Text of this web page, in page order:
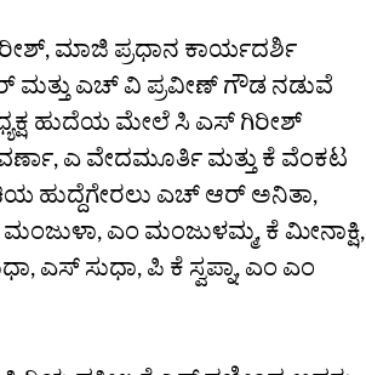
ಮಾಜಿ ಪ್ರಧಾನ ಕಾರ್ಯದರ್ಶಿ
ಮತ್ತು ಎಚ್‌ ವಿ ಪ್ರವೀಣ್‌ ಗೌಡ ನಡುವೆ
ಹುದೆಯ ಮೇಲೆ ಸಿ ಎಸ್‌ ಗಿರೀಶ್‌
ಎ ವೇದಮೂರ್ತಿ ಮತ್ತು ಕೆ ವೆಂಕಟ
ಹುದ್ದೆಗೇರಲು ಎಚ್‌ ಆರ್‌ ಅನಿತಾ,
ಎಂ ಮಂಜುಳಮ್ಮ, ಕೆ ಮೀನಾಕ್ಷಿ,
ಎಸ್‌ ಸುಧಾ, ಪಿ ಕೆ ಸ್ವಪ್ನಾ, ಎಂ ಎಂ